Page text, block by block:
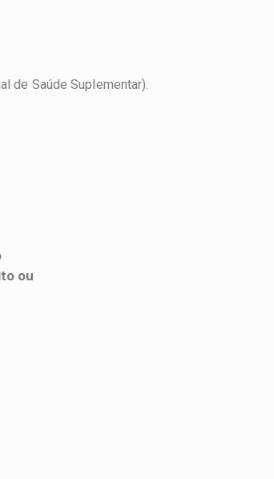
de Saúde Suplementar).
ou